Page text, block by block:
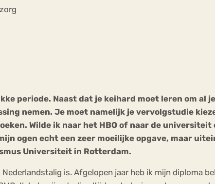
periode. Naast dat je keihard moet leren om al
nemen. Je moet namelijk je vervolgstudie
Wilde ik naar het HBO of naar de
ogen echt een zeer moeilijke opgave, maar
Universiteit in Rotterdam.
is. Afgelopen jaar heb ik mijn diploma